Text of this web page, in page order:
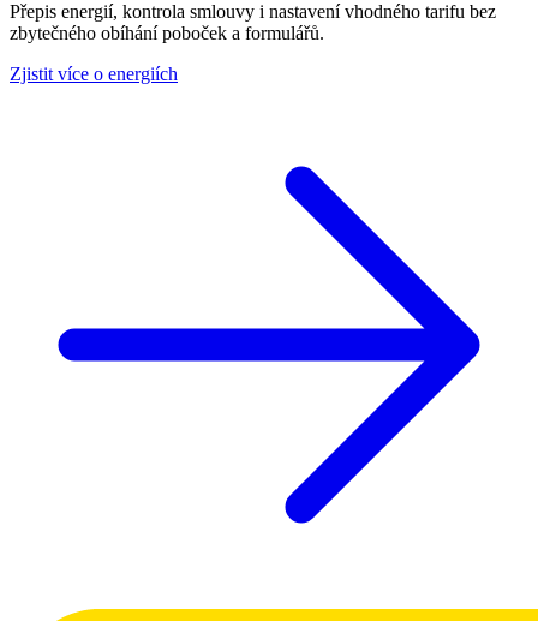
Přepis energií, kontrola smlouvy i nastavení vhodného tarifu bez
zbytečného obíhání poboček a formulářů.
Zjistit více o energiích